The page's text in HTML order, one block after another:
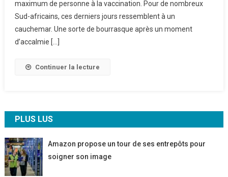
L’Afrique
Du
Sud
maximum de personne à la vaccination. Pour de nombreux
Sud-africains, ces derniers jours ressemblent à un
cauchemar. Une sorte de bourrasque après un moment
d’accalmie […]
Continuer la lecture
PLUS LUS
Amazon propose un tour de ses entrepôts pour
soigner son image